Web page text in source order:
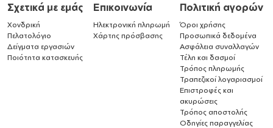
Σχετικά με εμάς
Χονδρική
Πελατολόγιο
Δείγματα εργασιών
Ποιότητα κατασκευής
Επικοινωνία
Ηλεκτρονική πληρωμή
Χάρτης πρόσβασης
Πολιτική αγορών
Όροι χρήσης
Προσωπικά δεδομένα
Ασφάλεια συναλλαγών
Τέλη και δασμοί
Τρόπος πληρωμής
Τραπεζικοί λογαριασμοί
Επιστροφές και
ακυρώσεις
Τρόπος αποστολής
Οδηγίες παραγγελίας